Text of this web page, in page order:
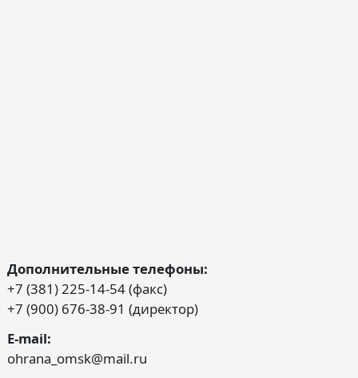
Дополнительные телефоны:
+7 (381) 225-14-54 (факс)
+7 (900) 676-38-91 (директор)
E-mail:
ohrana_omsk@mail.ru